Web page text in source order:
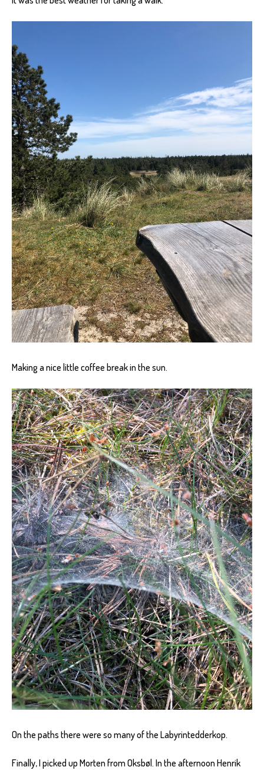
Making a nice little coffee break in the sun.
On the paths there were so many of the Labyrintedderkop.
Finally, I picked up Morten from Oksbøl. In the afternoon Henrik